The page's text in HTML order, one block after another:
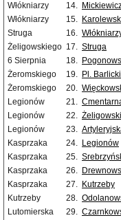
Włókniarzy
14.
Włókniarzy
15.
Struga
16.
Żeligowskiego 17. Struga
6 Sierpnia
18.
Żeromskiego
19. Pl.
Żeromskiego
20.
Legionów
21.
Legionów
22.
Legionów
23.
Kasprzaka
24. Legionów
Kasprzaka
25.
Kasprzaka
26.
Kasprzaka
27. Kutrzeby
Kutrzeby
28.
Lutomierska
29.